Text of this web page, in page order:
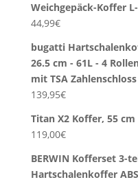
Weichgepäck-Koffer
44,99€
bugatti
26.5 cm - 61L - 4
mit TSA Zahlenschloss
139,95€
Titan X2 Koffer, 55 cm
119,00€
BERWIN Kofferset 3-
Hartschalenkoffer